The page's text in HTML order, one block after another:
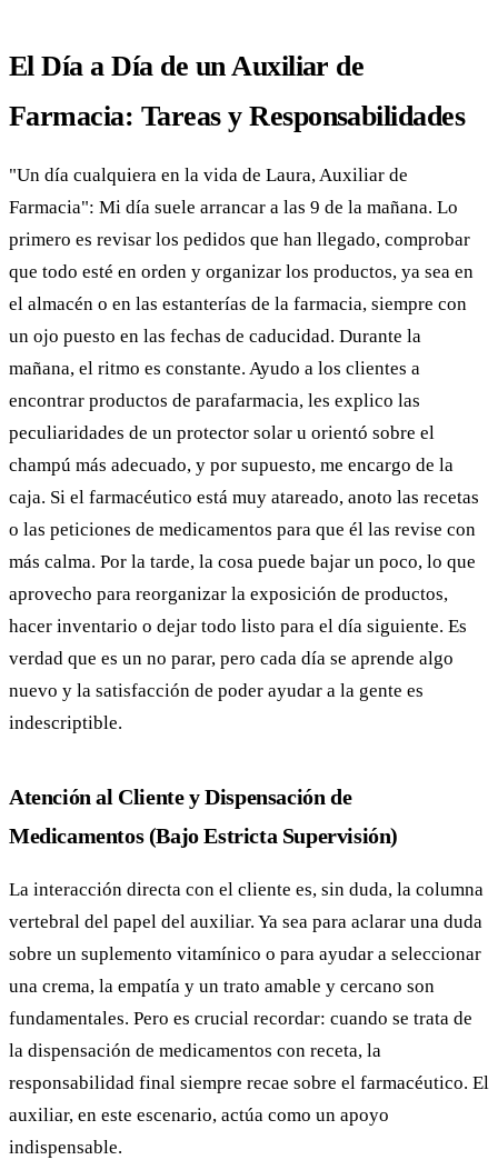
El Día a Día de un Auxiliar de
Farmacia: Tareas y Responsabilidades
"Un día cualquiera en la vida de Laura, Auxiliar de
Farmacia": Mi día suele arrancar a las 9 de la mañana. Lo
primero es revisar los pedidos que han llegado, comprobar
que todo esté en orden y organizar los productos, ya sea en
el almacén o en las estanterías de la farmacia, siempre con
un ojo puesto en las fechas de caducidad. Durante la
mañana, el ritmo es constante. Ayudo a los clientes a
encontrar productos de parafarmacia, les explico las
peculiaridades de un protector solar u orientó sobre el
champú más adecuado, y por supuesto, me encargo de la
caja. Si el farmacéutico está muy atareado, anoto las recetas
o las peticiones de medicamentos para que él las revise con
más calma. Por la tarde, la cosa puede bajar un poco, lo que
aprovecho para reorganizar la exposición de productos,
hacer inventario o dejar todo listo para el día siguiente. Es
verdad que es un no parar, pero cada día se aprende algo
nuevo y la satisfacción de poder ayudar a la gente es
indescriptible.
Atención al Cliente y Dispensación de
Medicamentos (Bajo Estricta Supervisión)
La interacción directa con el cliente es, sin duda, la columna
vertebral del papel del auxiliar. Ya sea para aclarar una duda
sobre un suplemento vitamínico o para ayudar a seleccionar
una crema, la empatía y un trato amable y cercano son
fundamentales. Pero es crucial recordar: cuando se trata de
la dispensación de medicamentos con receta, la
responsabilidad final siempre recae sobre el farmacéutico. El
auxiliar, en este escenario, actúa como un apoyo
indispensable.